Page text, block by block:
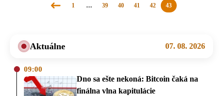
Predchádzajúca
1 … 39 40 41 42 43
Aktuálne 07. 08. 2026
09:00
Dno sa ešte nekoná: Bitcoin čaká na
finálna vlna kapitulácie